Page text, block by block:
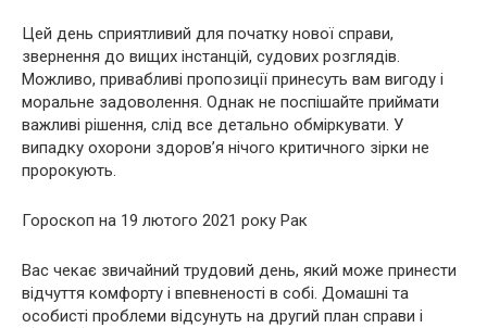
Цей день сприятливий для початку нової справи,
звернення до вищих інстанцій, судових розглядів.
Можливо, привабливі пропозиції принесуть вам вигоду і
моральне задоволення. Однак не поспішайте приймати
важливі рішення, слід все детально обміркувати. У
випадку охорони здоров’я нічого критичного зірки не
пророкують.
Гороскоп на 19 лютого 2021 року Рак
Вас чекає звичайний трудовий день, який може принести
відчуття комфорту і впевненості в собі. Домашні та
особисті проблеми відсунуть на другий план справи і